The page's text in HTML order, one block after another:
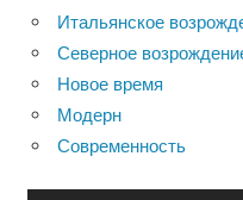
Итальянское
Северное
Новое время
Модерн
Современность